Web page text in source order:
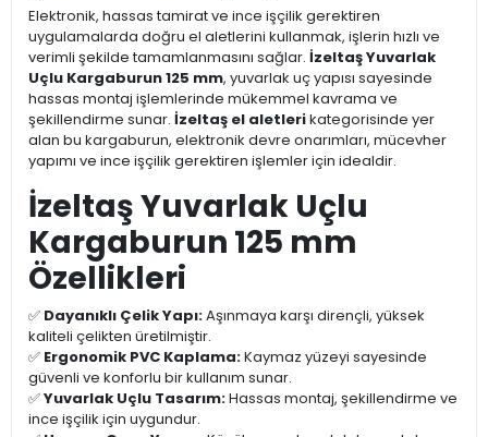
Elektronik, hassas tamirat ve ince işçilik gerektiren
uygulamalarda doğru el aletlerini kullanmak, işlerin hızlı ve
verimli şekilde tamamlanmasını sağlar. İzeltaş Yuvarlak
Uçlu Kargaburun 125 mm, yuvarlak uç yapısı sayesinde
hassas montaj işlemlerinde mükemmel kavrama ve
şekillendirme sunar. İzeltaş el aletlerikategorisinde yer
alan bu kargaburun, elektronik devre onarımları, mücevher
yapımı ve ince işçilik gerektiren işlemler için idealdir.
İzeltaş Yuvarlak Uçlu
Kargaburun 125 mm
Özellikleri
✅ Dayanıklı Çelik Yapı:Aşınmaya karşı dirençli, yüksek
kaliteli çelikten üretilmiştir.
✅ Ergonomik PVC Kaplama:Kaymaz yüzeyi sayesinde
güvenli ve konforlu bir kullanım sunar.
✅Yuvarlak Uçlu Tasarım:Hassas montaj, şekillendirme ve
ince işçilik için uygundur.